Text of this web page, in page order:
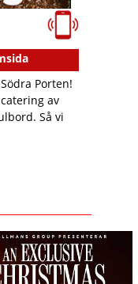
Porten!
av
Så vi